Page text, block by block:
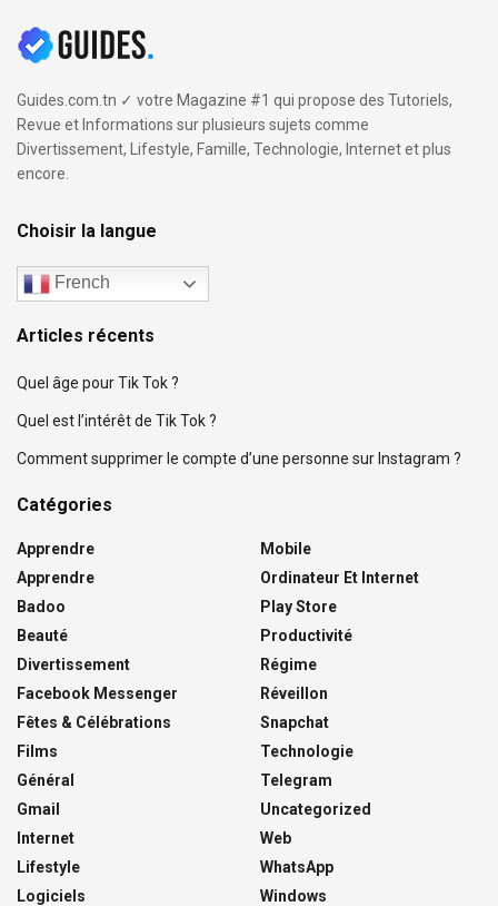
Guides.com.tn ✓ votre Magazine #1 qui propose des Tutoriels,
Revue et Informations sur plusieurs sujets comme
Divertissement, Lifestyle, Famille, Technologie, Internet et plus
encore.
Choisir la langue
French
Articles récents
Quel âge pour Tik Tok ?
Quel est l’intérêt de Tik Tok ?
Comment supprimer le compte d’une personne sur Instagram ?
Catégories
Apprendre
Apprendre
Badoo
Beauté
Divertissement
Facebook Messenger
Fêtes & Célébrations
Films
Général
Gmail
Internet
Lifestyle
Logiciels
Mobile
Ordinateur Et Internet
Play Store
Productivité
Régime
Réveillon
Snapchat
Technologie
Telegram
Uncategorized
Web
WhatsApp
Windows